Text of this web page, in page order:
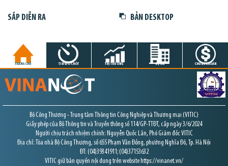
SẮP DIỄN RA BẢN DESKTOP
TRANG CHỦ TIN GIỜ CHÓT THỊ TRƯỜNG DỰ ÁN CHỨNG KHOÁN
Bộ Công Thương - Trung tâm Thông tin Công Nghiệp và Thương mại (VITIC)
Giấy phép của Bộ Thông tin và Truyền thông số 114/GP-TTĐT, cấp ngày 3/6/2024
Người chịu trách nhiệm chính: Nguyễn Quốc Lân, Phó Giám đốc VITIC
Địa chỉ: Tòa nhà Bộ Công Thương, số 655 Phạm Văn Đồng, phường Nghĩa Đô, Tp. Hà Nội
ĐT: (04)39341911; (04)37153632
VITIC giữ bản quyền nội dung trên website https://vinanet.vn/